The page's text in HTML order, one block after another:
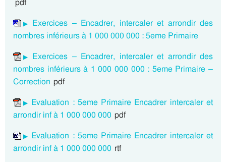
pdf
Exercices – Encadrer, intercaler et arrondir des
nombres inférieurs à 1 000 000 000 : 5eme Primaire
Exercices – Encadrer, intercaler et arrondir des
nombres inférieurs à 1 000 000 000 : 5eme Primaire –
Correction pdf
Evaluation : 5eme Primaire Encadrer intercaler et
arrondir inf à 1 000 000 000 pdf
Evaluation : 5eme Primaire Encadrer intercaler et
arrondir inf à 1 000 000 000 rtf